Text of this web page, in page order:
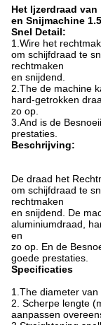
Het Ijzerdraad
en Snijmachine
Snel Detail:
1.Wire het
om schijfdraad te
rechtmaken
en snijdend.
2.The de machine
hard-getrokken
zo op.
3.And is de
prestaties.
Beschrijving:
De draad het
om schijfdraad te
rechtmaken
en snijdend. De
aluminiumdraad,
en
zo op. En de
goede prestaties.
Specificaties
1.The diameter
2. Scherpe lengte
aanpassen